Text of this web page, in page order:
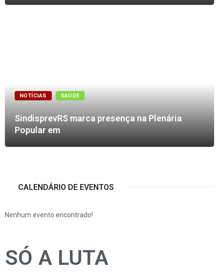
NOTÍCIAS SAÚDE
SindisprevRS marca presença na Plenária
Popular em
CALENDÁRIO DE EVENTOS
Nenhum evento encontrado!
SÓ A LUTA